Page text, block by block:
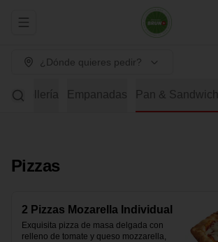
Abrir menu de navegación
¿Dónde quieres pedir?
y Bollería Empanadas Pan & Sandwich
Pizzas
2 Pizzas Mozarella Individual
Exquisita pizza de masa delgada con
relleno de tomate y queso mozzarella,